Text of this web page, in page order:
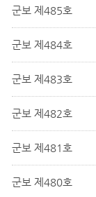
군보 제485호
군보 제484호
군보 제483호
군보 제482호
군보 제481호
군보 제480호